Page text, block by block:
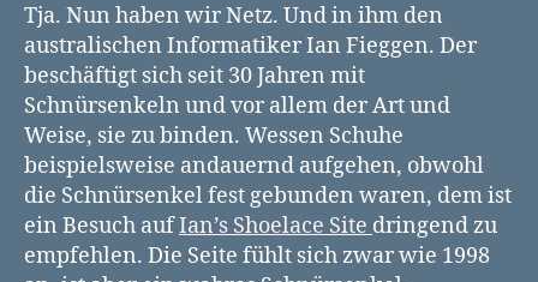
Tja. Nun haben wir Netz. Und in ihm den
australischen Informatiker Ian Fieggen. Der
beschäftigt sich seit 30 Jahren mit
Schnürsenkeln und vor allem der Art und
Weise, sie zu binden. Wessen Schuhe
beispielsweise andauernd aufgehen, obwohl
die Schnürsenkel fest gebunden waren, dem ist
ein Besuch aufIan’s Shoelace Site dringend zu
empfehlen. Die Seite fühlt sich zwar wie 1998